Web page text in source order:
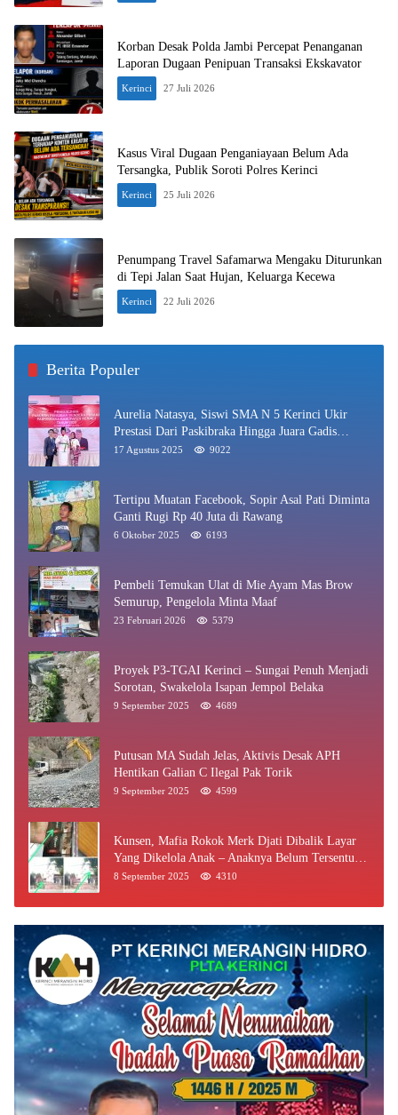
Korban Desak Polda Jambi Percepat Penanganan
Laporan Dugaan Penipuan Transaksi Ekskavator
Kerinci 27 Juli 2026
Kasus Viral Dugaan Penganiayaan Belum Ada
Tersangka, Publik Soroti Polres Kerinci
Kerinci 25 Juli 2026
Penumpang Travel Safamarwa Mengaku Diturunkan
di Tepi Jalan Saat Hujan, Keluarga Kecewa
Kerinci 22 Juli 2026
Berita Populer
Aurelia Natasya, Siswi SMA N 5 Kerinci Ukir
Prestasi Dari Paskibraka Hingga Juara Gadis
Kerinci 2025
17 Agustus 2025 9022
Tertipu Muatan Facebook, Sopir Asal Pati Diminta
Ganti Rugi Rp 40 Juta di Rawang
6 Oktober 2025 6193
Pembeli Temukan Ulat di Mie Ayam Mas Brow
Semurup, Pengelola Minta Maaf
23 Februari 2026 5379
Proyek P3-TGAI Kerinci – Sungai Penuh Menjadi
Sorotan, Swakelola Isapan Jempol Belaka
9 September 2025 4689
Putusan MA Sudah Jelas, Aktivis Desak APH
Hentikan Galian C Ilegal Pak Torik
9 September 2025 4599
Kunsen, Mafia Rokok Merk Djati Dibalik Layar
Yang Dikelola Anak – Anaknya Belum Tersentuh
Bea Cukai Jambi
8 September 2025 4310